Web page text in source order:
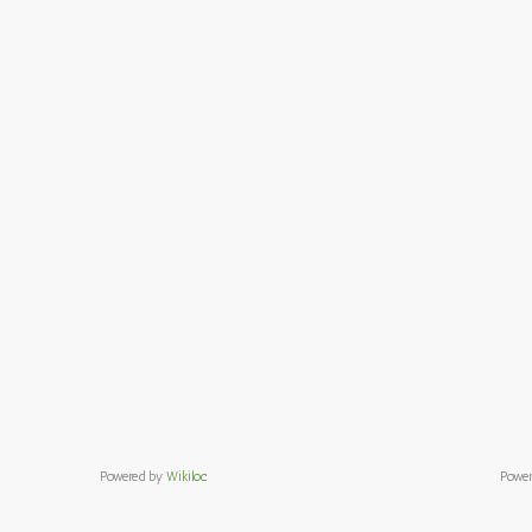
Powered byWikiloc